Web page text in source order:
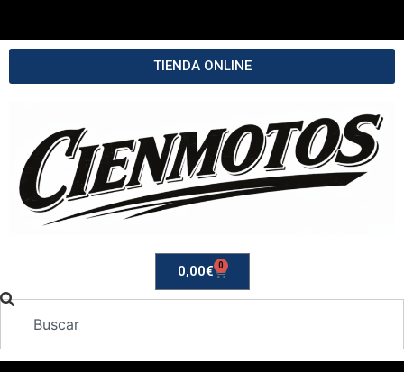
TIENDA ONLINE
0,00€ 0